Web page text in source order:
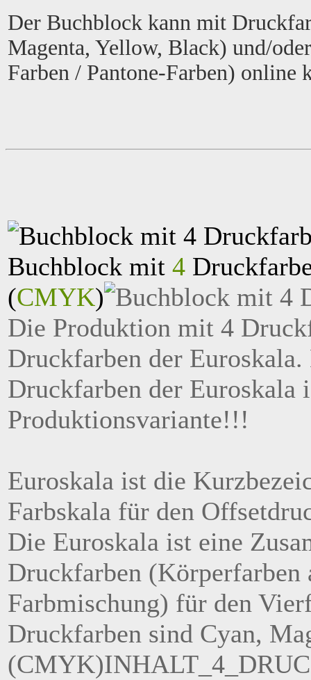
Der Buchblock kann mit
Magenta, Yellow, Black) und/
Farben / Pantone-Farben) online
Buchblock mit 4
(CMYK)
Die Produktion mit 4
Druckfarben der
Druckfarben der Euroskala
Produktionsvariante!!!
Euroskala ist die
Farbskala für den
Die Euroskala ist eine
Druckfarben (Körperfarben
Farbmischung) für den
Druckfarben sind Cyan,